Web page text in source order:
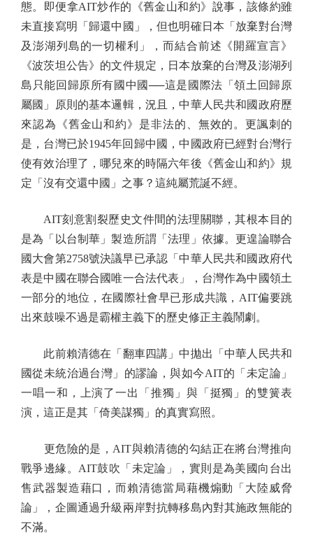
態。即便拿AIT炒作的《舊金山和約》說事，該條約雖
未直接寫明「歸還中國」，但也明確日本「放棄對台灣
及澎湖列島的一切權利」，而結合前述《開羅宣言》
《波茨坦公告》的文件規定，日本放棄的台灣及澎湖列
島只能回歸原所有國中國──這是國際法「領土回歸原
屬國」原則的基本邏輯，況且，中華人民共和國政府歷
來認為《舊金山和約》是非法的、無效的。更諷刺的
是，台灣已於1945年回歸中國，中國政府已經對台灣行
使有效治理了，哪兒來的時隔六年後《舊金山和約》規
定「沒有交還中國」之事？這純屬荒誕不經。
AIT刻意割裂歷史文件間的法理關聯，其根本目的
是為「以台制華」製造所謂「法理」依據。更遑論聯合
國大會第2758號決議早已承認「中華人民共和國政府代
表是中國在聯合國唯一合法代表」，台灣作為中國領土
一部分的地位，在國際社會早已形成共識，AIT偏要跳
出來鼓噪不過是霸權主義下的歷史修正主義鬧劇。
此前賴清德在「翻車四講」中拋出「中華人民共和
國從未統治過台灣」的謬論，與如今AIT的「未定論」
一唱一和，上演了一出「推獨」與「挺獨」的雙簧表
演，這正是其「倚美謀獨」的真實寫照。
更危險的是，AIT與賴清德的勾結正在將台灣推向
戰爭邊緣。AIT鼓吹「未定論」，實則是為美國向台出
售武器製造藉口，而賴清德當局藉機煽動「大陸威脅
論」，企圖通過升級兩岸對抗轉移島內對其施政無能的
不滿。